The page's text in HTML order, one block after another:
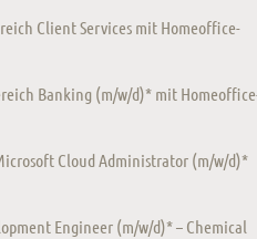
Client Services mit Homeoffice-
Banking (m/w/d)* mit
Cloud Administrator (m/w/d)*
Engineer (m/w/d)* – Chemical